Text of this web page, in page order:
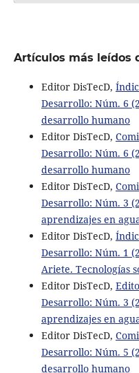
Artículos más leídos
Editor DisTecD,
Desarrollo: Núm. 6
desarrollo humano
Editor DisTecD,
Desarrollo: Núm. 6
desarrollo humano
Editor DisTecD,
Desarrollo: Núm. 3
aprendizajes en
Editor DisTecD,
Desarrollo: Núm. 1
Ariete. Tecnologías
Editor DisTecD,
Desarrollo: Núm. 3
aprendizajes en
Editor DisTecD,
Desarrollo: Núm. 5
desarrollo humano